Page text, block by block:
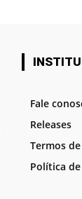
Fale
Releases
Termos
Política